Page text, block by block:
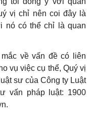
vị chỉ nên coi đây là
nó có thể chỉ là quan
về vấn đề có liên
vụ việc cụ thể, Quý vị
sư của Công ty Luật
vấn pháp luật: 1900